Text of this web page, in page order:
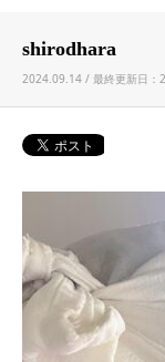
shirodhara
2024.09.14 / 最終更新日：